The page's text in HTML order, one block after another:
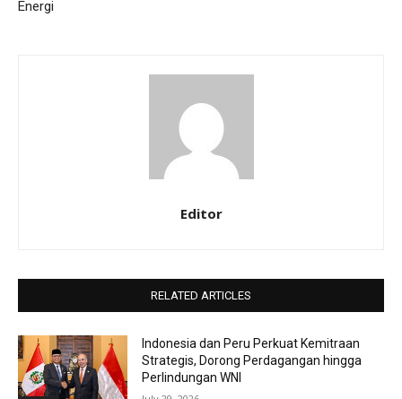
Energi
Editor
RELATED ARTICLES
Indonesia dan Peru Perkuat Kemitraan
Strategis, Dorong Perdagangan hingga
Perlindungan WNI